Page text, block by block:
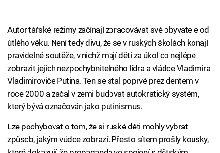
Autoritářské režimy začínají zpracovávat své obyvatele od
útlého věku. Není tedy divu, že se v ruských školách konají
pravidelné soutěže, v nichž mají děti za úkol co nejlépe
zobrazit jejich nezpochybnitelného lídra a vládce Vladimira
Vladimiroviče Putina. Ten se stal poprvé prezidentem v
roce 2000 a začal v zemi budovat autokratický systém,
který bývá označován jako putinismus.
Lze pochybovat o tom, že si ruské děti mohly vybrat
způsob, jakým vůdce zobrazí. Přesto sítem prošly kousky,